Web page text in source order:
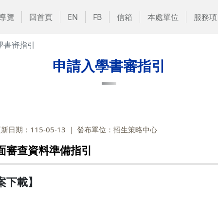
覽 回首頁 EN FB 信箱 本處單位 服務
書審指引
申請入學書審指引
日期：115-05-13 發布單位：招生策略中心
審查資料準備指引
載】